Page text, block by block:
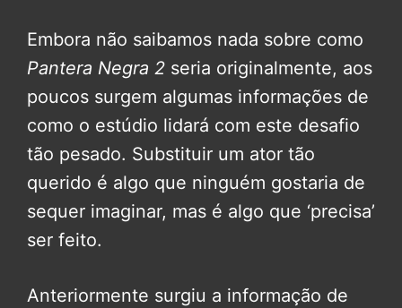
Embora não saibamos nada sobre como
Pantera Negra 2 seria originalmente, aos
poucos surgem algumas informações de
como o estúdio lidará com este desafio
tão pesado. Substituir um ator tão
querido é algo que ninguém gostaria de
sequer imaginar, mas é algo que ‘precisa’
ser feito.
Anteriormente surgiu a informação de